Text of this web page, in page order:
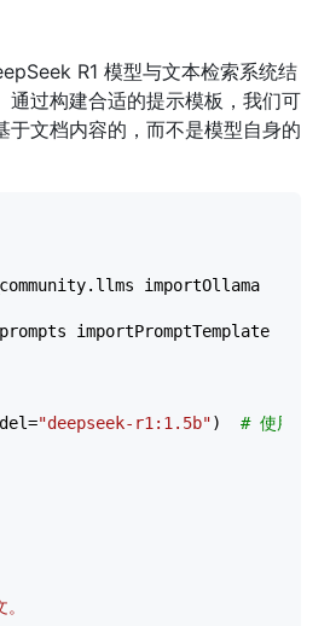
R1 模型与文本检索系统结
通过构建合适的提示模板，我们可
于文档内容的，而不是模型自身的
importOllama
importPromptTemplate
"deepseek-r1:1.5b") # 使用